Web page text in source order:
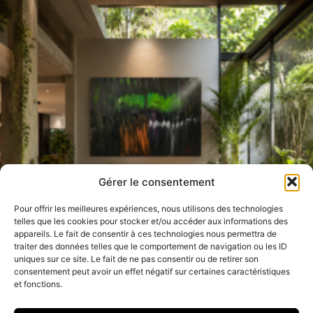
Gérer le consentement
Pour offrir les meilleures expériences, nous utilisons des technologies
telles que les cookies pour stocker et/ou accéder aux informations des
appareils. Le fait de consentir à ces technologies nous permettra de
traiter des données telles que le comportement de navigation ou les ID
uniques sur ce site. Le fait de ne pas consentir ou de retirer son
consentement peut avoir un effet négatif sur certaines caractéristiques
et fonctions.